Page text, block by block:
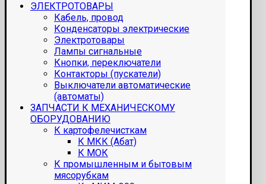
ЭЛЕКТРОТОВАРЫ
Кабель, провод
Конденсаторы электрические
Электротовары
Лампы сигнальные
Кнопки, переключатели
Контакторы (пускатели)
Выключатели автоматические
(автоматы)
ЗАПЧАСТИ К МЕХАНИЧЕСКОМУ
ОБОРУДОВАНИЮ
К картофелечисткам
К МКК (Абат)
К МОК
К промышленным и бытовым
мясорубкам